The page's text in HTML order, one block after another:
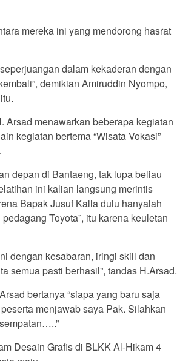
mereka ini yang mendorong hasrat
dalam kekaderan dengan
demikian Amiruddin Nyompo,
menawarkan beberapa kegiatan
kegiatan bertema “Wisata Vokasi”
depan di Bantaeng, tak lupa beliau
ini kalian langsung merintis
Bapak Jusuf Kalla dulu hanyalah
Toyota”, itu karena keuletan
dengan kesabaran, iringi skill dan
semua pasti berhasil”, tandas H.Arsad.
bertanya “siapa yang baru saja
menjawab saya Pak. Silahkan
Desain Grafis di BLKK Al-Hikam 4